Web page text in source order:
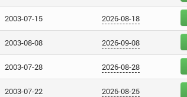
2003-07-15 2026-08-18
2003-08-08 2026-09-08
2003-07-28 2026-08-28
2003-07-22 2026-08-25